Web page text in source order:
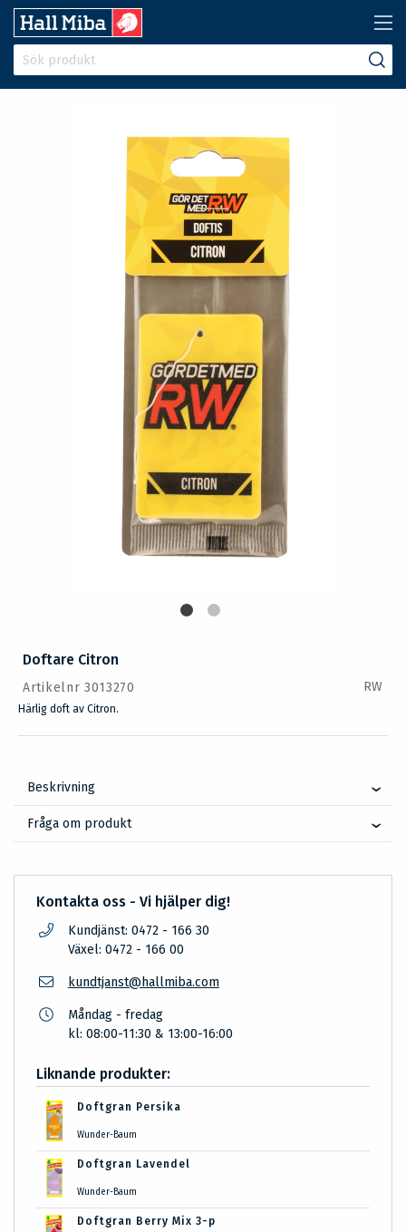
Doftare Citron
Artikelnr 3013270 RW
Härlig doft av Citron.
Beskrivning
Fråga om produkt
Kontakta oss - Vi hjälper dig!
Kundjänst: 0472 - 166 30
Växel: 0472 - 166 00
kundtjanst@hallmiba.com
Måndag - fredag
kl: 08:00-11:30 & 13:00-16:00
Liknande produkter:
Doftgran Persika
Wunder-Baum
Doftgran Lavendel
Wunder-Baum
Doftgran Berry Mix 3-p